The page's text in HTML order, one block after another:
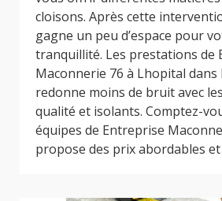
cloisons. Après cette
gagne un peu d’espace pour
tranquillité. Les prestations de
Maconnerie 76 à Lhopital dans
redonne moins de bruit avec
qualité et isolants. Comptez-
équipes de Entreprise
propose des prix abordables